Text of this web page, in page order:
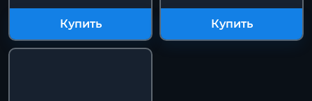
Купить Купить